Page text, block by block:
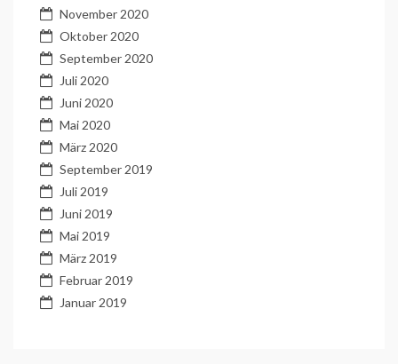
November 2020
Oktober 2020
September 2020
Juli 2020
Juni 2020
Mai 2020
März 2020
September 2019
Juli 2019
Juni 2019
Mai 2019
März 2019
Februar 2019
Januar 2019